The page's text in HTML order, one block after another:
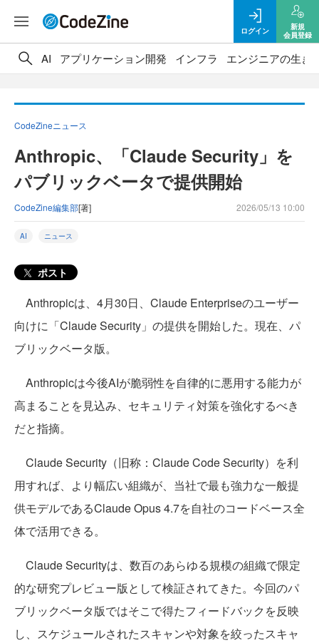
ログイン
新規
会員登録
AI アプリケーション開発 インフラ エンジニアの生き
CodeZineニュース
Anthropic、「Claude Security」を
パブリックベータで提供開始
CodeZine編集部[著] 2026/05/13 10:00
AI ニュース
ポスト
Anthropicは、4月30日、Claude Enterpriseのユーザー
向けに「Claude Security」の提供を開始した。現在、パ
ブリックベータ版。
Anthropicは今後AIが脆弱性を自律的に悪用する能力が
高まることを見込み、セキュリティ対策を強化するべき
だと指摘。
Claude Security（旧称：Claude Code Security）を利
用すれば、より幅広い組織が、当社で最も強力な一般提
供モデルであるClaude Opus 4.7を自社のコードベース全
体で活用できる。
Claude Securityは、数百のあらゆる規模の組織で限定
的な研究プレビュー版として検証されてきた。今回のパ
ブリックベータ版ではそこで得たフィードバックを反映
し、スケジュールされたスキャンや対象を絞ったスキャ